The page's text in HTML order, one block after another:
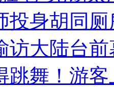
投身胡同
访大陆台
跳舞！游客